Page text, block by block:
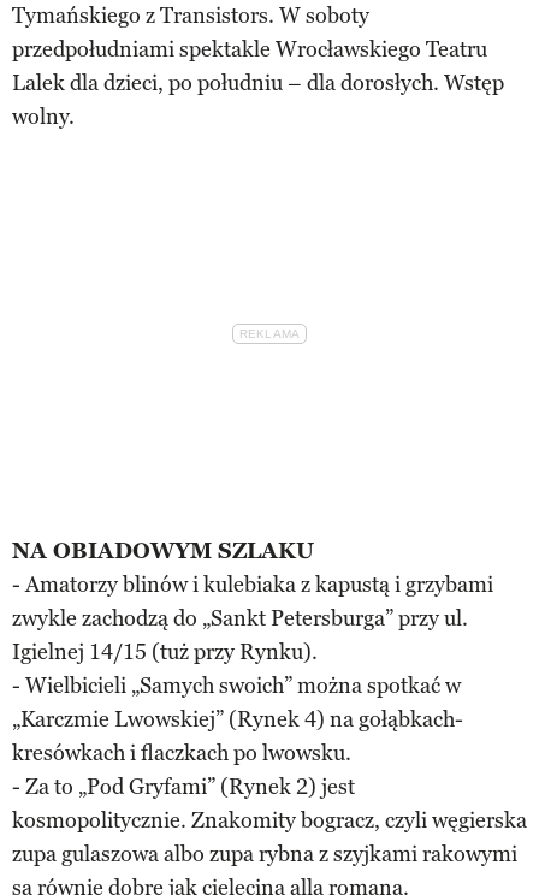
Tymańskiego z Transistors. W soboty
przedpołudniami spektakle Wrocławskiego Teatru
Lalek dla dzieci, po południu – dla dorosłych. Wstęp
wolny.
NA OBIADOWYM SZLAKU
- Amatorzy blinów i kulebiaka z kapustą i grzybami
zwykle zachodzą do „Sankt Petersburga” przy ul.
Igielnej 14/15 (tuż przy Rynku).
- Wielbicieli „Samych swoich” można spotkać w
„Karczmie Lwowskiej” (Rynek 4) na gołąbkach-
kresówkach i flaczkach po lwowsku.
- Za to „Pod Gryfami” (Rynek 2) jest
kosmopolitycznie. Znakomity bogracz, czyli węgierska
zupa gulaszowa albo zupa rybna z szyjkami rakowymi
są równie dobre jak cielęcina alla romana.